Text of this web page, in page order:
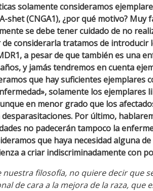
solamente consideramos
shet (CNGA1), ¿por qué motivo?
se debe tener cuidado de no
de considerarla tratamos de
a pesar de que también es una
y jamás tendremos en cuenta
que hay suficientes
solamente los
en menor grado que los
Por último,
no padecerán tampoco la
que haya necesidad alguna
a criar indiscriminadamente con
filosofía, no quiere decir que
de cara a la mejora de la raza, que